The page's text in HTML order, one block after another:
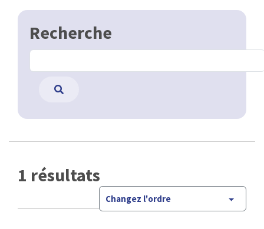
Recherche
1 résultats
Changez l'ordre